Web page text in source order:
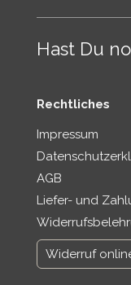
Hast Du
Rechtliches
Impressum
AGB
Liefer- und
Widerruf